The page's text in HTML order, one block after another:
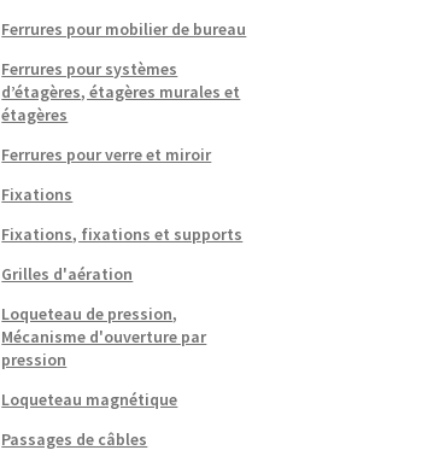
Ferrures pour mobilier de bureau
Ferrures pour systèmes
d’étagères, étagères murales et
étagères
Ferrures pour verre et miroir
Fixations
Fixations, fixations et supports
Grilles d'aération
Loqueteau de pression,
Mécanisme d'ouverture par
pression
Loqueteau magnétique
Passages de câbles